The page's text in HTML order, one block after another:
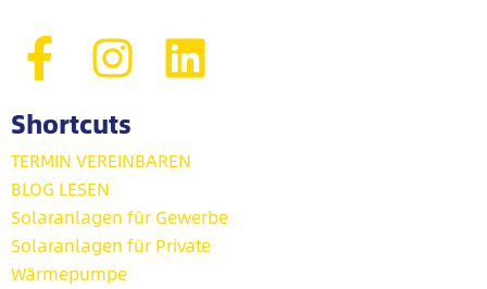
Shortcuts
TERMIN VEREINBAREN
BLOG LESEN
Solaranlagen für Gewerbe
Solaranlagen für Private
Wärmepumpe